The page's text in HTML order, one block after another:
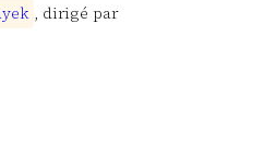
yek , dirigé par